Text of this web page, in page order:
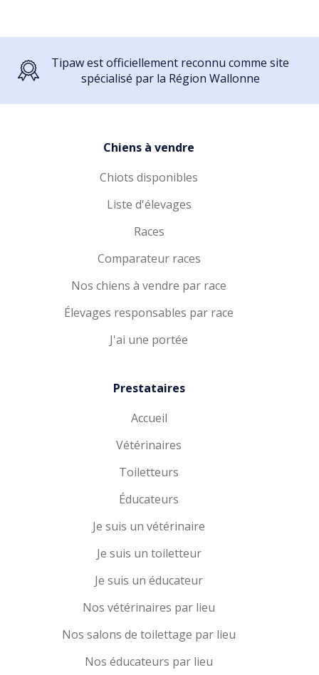
Tipaw est officiellement reconnu comme site
spécialisé par la Région Wallonne
Chiens à vendre
Chiots disponibles
Liste d'élevages
Races
Comparateur races
Nos chiens à vendre par race
Élevages responsables par race
J'ai une portée
Prestataires
Accueil
Vétérinaires
Toiletteurs
Éducateurs
Je suis un vétérinaire
Je suis un toiletteur
Je suis un éducateur
Nos vétérinaires par lieu
Nos salons de toilettage par lieu
Nos éducateurs par lieu